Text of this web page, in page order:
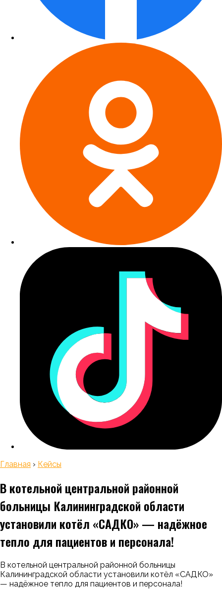
Главная › Кейсы
В котельной центральной районной
больницы Калининградской области
установили котёл «САДКО» — надёжное
тепло для пациентов и персонала!
В котельной центральной районной больницы
Калининградской области установили котёл «САДКО»
— надёжное тепло для пациентов и персонала!